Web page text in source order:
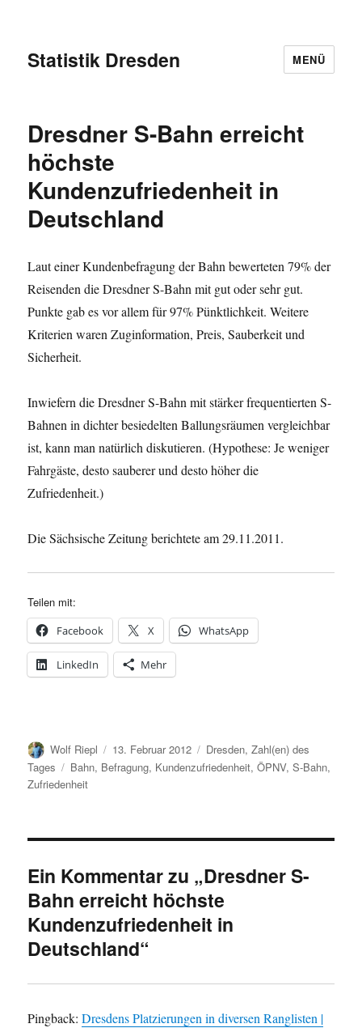
Statistik Dresden MENÜ
Dresdner S-Bahn erreicht
höchste
Kundenzufriedenheit in
Deutschland
Laut einer Kundenbefragung der Bahn bewerteten 79% der
Reisenden die Dresdner S-Bahn mit gut oder sehr gut.
Punkte gab es vor allem für 97% Pünktlichkeit. Weitere
Kriterien waren Zuginformation, Preis, Sauberkeit und
Sicherheit.
Inwiefern die Dresdner S-Bahn mit stärker frequentierten S-
Bahnen in dichter besiedelten Ballungsräumen vergleichbar
ist, kann man natürlich diskutieren. (Hypothese: Je weniger
Fahrgäste, desto sauberer und desto höher die
Zufriedenheit.)
Die Sächsische Zeitung berichtete am 29.11.2011.
Teilen mit:
Facebook X WhatsApp
LinkedIn Mehr
Autor
Wolf Riepl
Veröffentlicht
am
13. Februar 2012 Kategorien
Dresden,Zahl(en) des
Tages
Schlagwörter
Bahn, Befragung, Kundenzufriedenheit,ÖPNV,S-Bahn,
Zufriedenheit
Ein Kommentar zu „Dresdner S-
Bahn erreicht höchste
Kundenzufriedenheit in
Deutschland“
Pingback:Dresdens Platzierungen in diversen Ranglisten |